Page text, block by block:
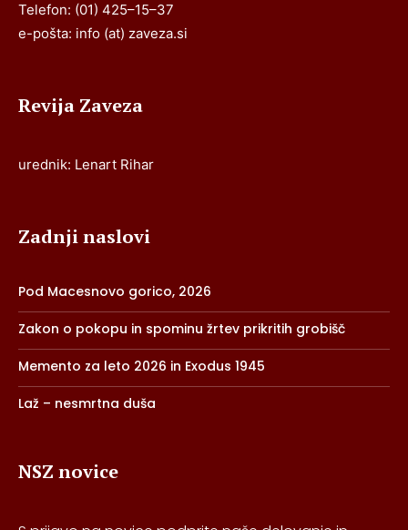
Telefon: (01) 425–15–37
e-pošta: info (at) zaveza.si
Revija Zaveza
urednik: Lenart Rihar
Zadnji naslovi
Pod Macesnovo gorico, 2026
Zakon o pokopu in spominu žrtev prikritih grobišč
Memento za leto 2026 in Exodus 1945
Laž – nesmrtna duša
NSZ novice